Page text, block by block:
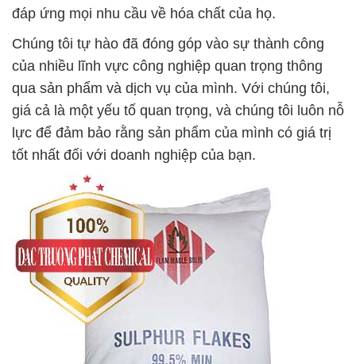
đáp ứng mọi nhu cầu về hóa chất của họ.
Chúng tôi tự hào đã đóng góp vào sự thành công
của nhiều lĩnh vực công nghiệp quan trọng thông
qua sản phẩm và dịch vụ của mình. Với chúng tôi,
giá cả là một yếu tố quan trọng, và chúng tôi luôn nỗ
lực để đảm bảo rằng sản phẩm của mình có giá trị
tốt nhất đối với doanh nghiệp của bạn.